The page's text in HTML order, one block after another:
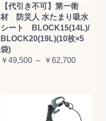
【代引き不可】第一衛
材 防災人 水たまり吸水
シート BLOCK15(14L)/
BLOCK20(19L)(10枚×5
袋)
￥49,500 ～ ￥62,700